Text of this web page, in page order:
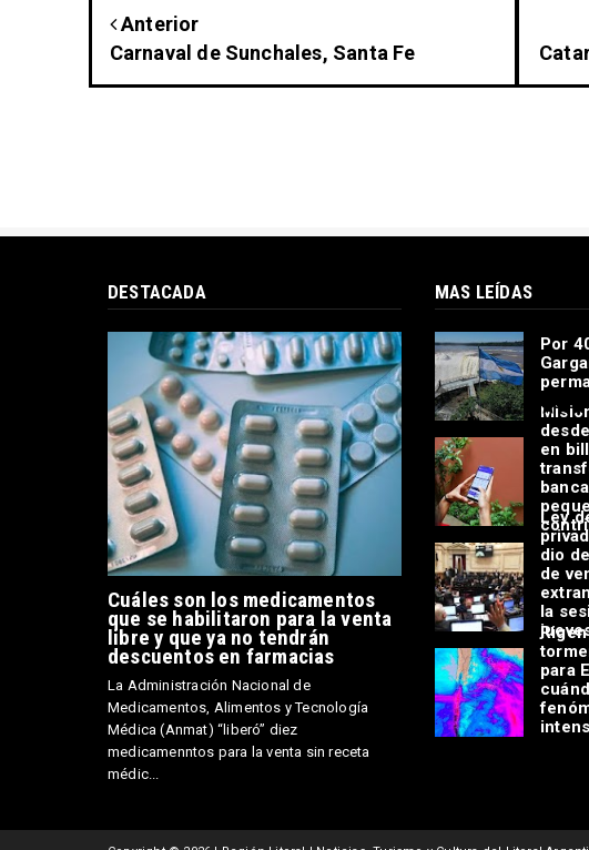
Anterior
Carnaval de Sunchales, Santa Fe
DESTACADA
Cuáles son los medicamentos
que se habilitaron para la venta
libre y que ya no tendrán
descuentos en farmacias
La Administración Nacional de
Medicamentos, Alimentos y Tecnología
Médica (Anmat) “liberó” diez
medicamenntos para la venta sin receta
médic...
MAS LEÍDAS
Por
en
Ley
dio
de
la
para